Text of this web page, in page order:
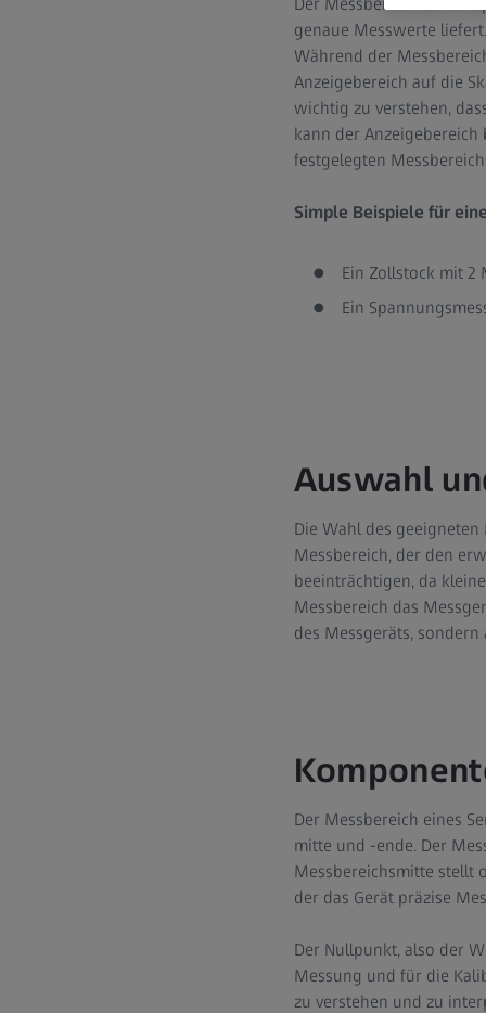
genaue Messwerte
Während der
Anzeigebereich auf die
wichtig zu verstehen,
kann der
festgelegten
Simple Beispiele für
Ein Zollstock mit 2
Ein
Auswahl
Die Wahl des
Messbereich, der den
beeinträchtigen, da
Messbereich das
des Messgeräts,
Der Messbereich eines
mitte und -ende. Der
Messbereichsmitte stellt
der das Gerät präzise
Der Nullpunkt, also der
Messung und für die
zu verstehen und zu